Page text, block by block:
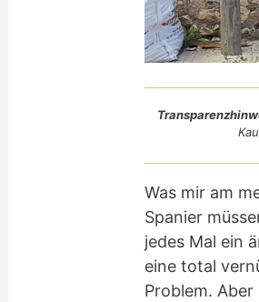
Was mir am
Spanier
jedes Mal ein
eine total
Problem.